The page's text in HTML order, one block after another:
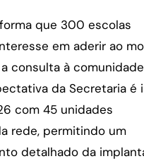
que 300 escolas
em aderir ao
consulta à
da Secretaria é
com 45 unidades
rede, permitindo um
detalhado da